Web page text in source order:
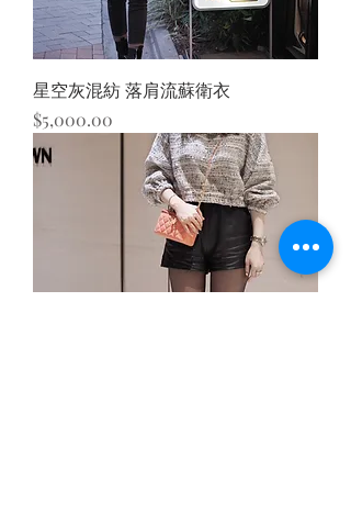
星空灰混紡 落肩流蘇衛衣
價格
$5,000.00